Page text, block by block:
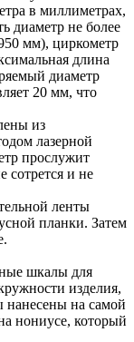
в миллиметрах,
диаметр не более
мм), циркометр
длина
диаметр
20 мм, что
из
лазерной
прослужит
сотрется и не
ленты
планки. Затем
шкалы для
изделия,
на самой
нониусе, который